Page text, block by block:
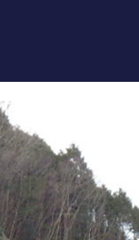
事業紹介
機械・車両紹介